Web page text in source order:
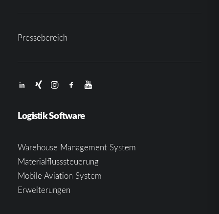
Pressebereich
Logistik Software
Warehouse Management System
Materialflusssteuerung
Mobile Aviation System
Erweiterungen